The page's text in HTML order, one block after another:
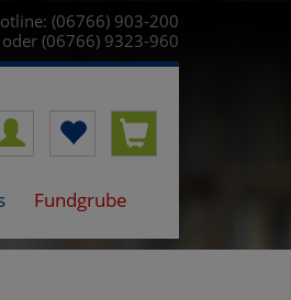
(06766) 903-200
oder (06766) 9323-960
Fundgrube